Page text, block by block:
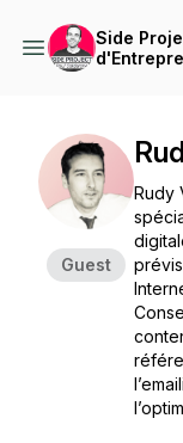
Side
Guest
Rudy